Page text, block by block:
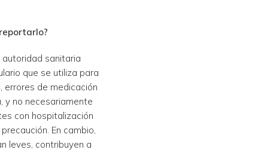
sanitaria
que se utiliza para
errores de medicación
y no necesariamente
con hospitalización
En cambio,
leves, contribuyen a